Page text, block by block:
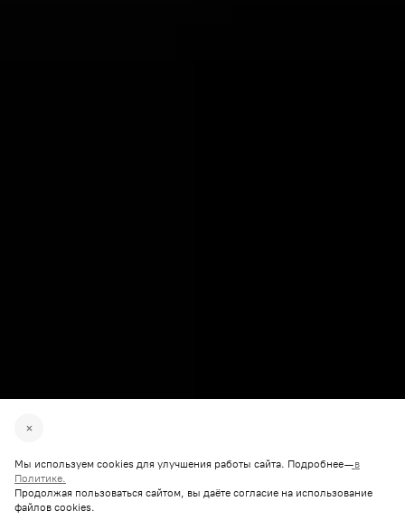
Мы используем cookies для улучшения работы сайта. Подробнее —в
Политике.
Продолжая пользоваться сайтом, вы даёте согласие на использование
файлов cookies.